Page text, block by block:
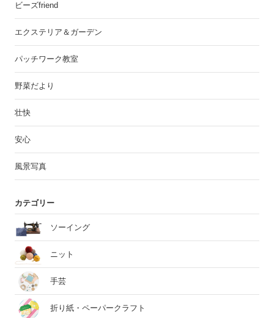
ビーズfriend
エクステリア＆ガーデン
パッチワーク教室
野菜だより
壮快
安心
風景写真
カテゴリー
ソーイング
ニット
手芸
折り紙・ペーパークラフト